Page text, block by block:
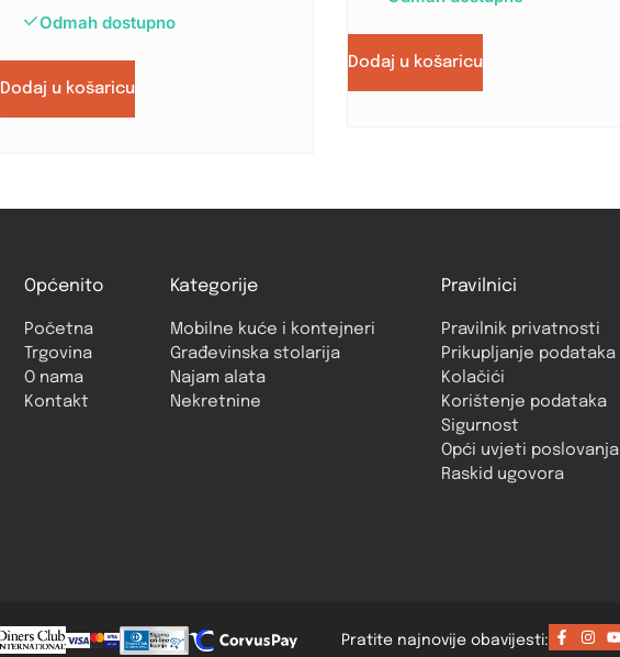
Odmah dostupno
Dodaj u košaricu
Dodaj u košaricu
Općenito
Početna
Trgovina
O nama
Kontakt
Kategorije
Mobilne kuće i kontejneri
Građevinska stolarija
Najam alata
Nekretnine
Pravilnici
Pravilnik privatnosti
Prikupljanje podataka
Kolačići
Korištenje podataka
Sigurnost
Opći uvjeti poslovanja
Raskid ugovora
Pratite najnovije obavijesti: